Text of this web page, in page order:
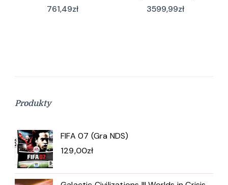
761,49zł 3599,99zł
Produkty
FIFA 07 (Gra NDS)
129,00zł